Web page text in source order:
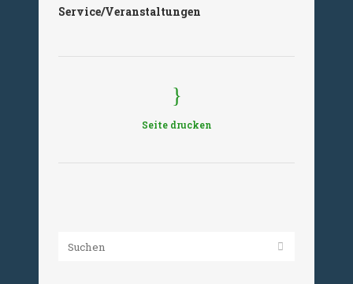
Service/Veranstaltungen
Seite drucken